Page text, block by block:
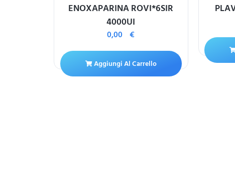
ENOXAPARINA ROVI*6SIR
4000UI
0,00€
Aggiungi Al Carrello